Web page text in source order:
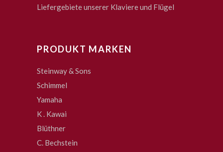
Liefergebiete unserer Klaviere und Flügel
PRODUKT MARKEN
Steinway & Sons
Schimmel
Yamaha
K . Kawai
Blüthner
C. Bechstein